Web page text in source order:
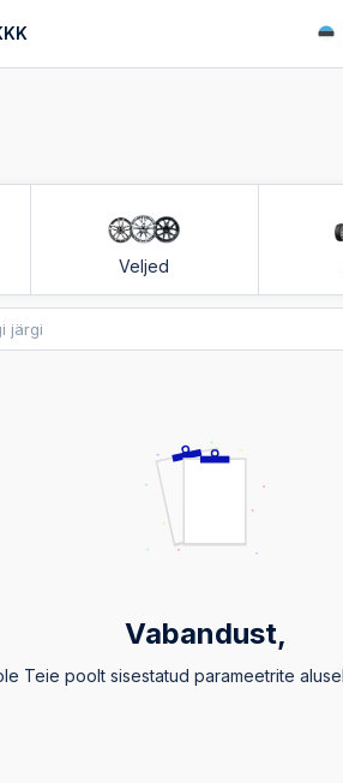
Veljed
Vabandust,
Teie poolt sisestatud parameetrite